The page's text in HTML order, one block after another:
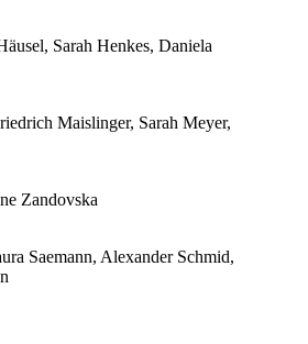
Sarah Henkes, Daniela
Maislinger, Sarah Meyer,
Zandovska
Saemann, Alexander Schmid,